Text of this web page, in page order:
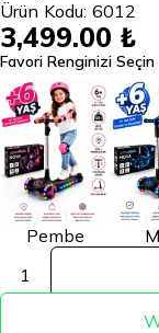
Ürün Kodu: 6012
3,499.00 ₺
Favori Renginizi Seçin
Pembe
1